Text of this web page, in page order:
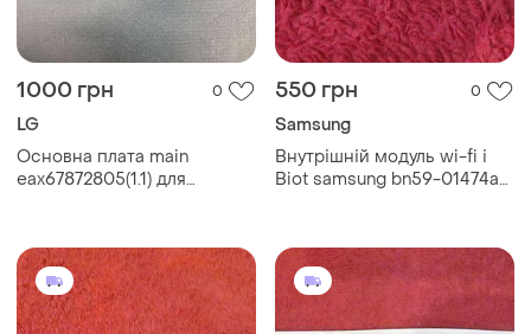
1000 грн 0
LG
Основна плата main
eax67872805(1.1) для
550 грн 0
Samsung
Внутрішній модуль wi-fi і
Biot samsung bn59-01474a